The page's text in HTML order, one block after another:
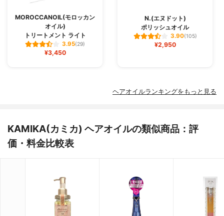
MOROCCANOIL(モロッカン
オイル)
トリートメント ライト
3.95(29)
¥3,450
N.(エヌドット)
ポリッシュオイル
3.90(105)
¥2,950
ヘアオイルランキングをもっと見る
KAMIKA(カミカ) ヘアオイルの類似商品：評
価・料金比較表